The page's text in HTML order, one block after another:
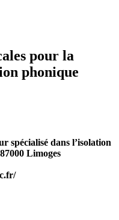
pour la
phonique
spécialisé dans l’isolation
Limoges